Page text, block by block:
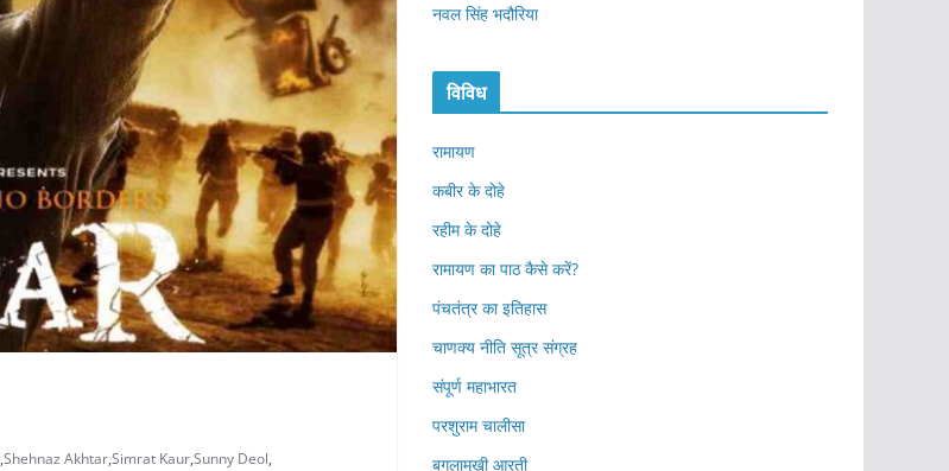
,Shehnaz Akhtar,Simrat Kaur,Sunny Deol,
नवल सिंह भदौरिया
विविध
रामायण
कबीर के दोहे
रहीम के दोहे
रामायण का पाठ कैसे करें?
पंचतंत्र का इतिहास
चाणक्य नीति सूत्र संग्रह
संपूर्ण महाभारत
परशुराम चालीसा
बगलामुखी आरती